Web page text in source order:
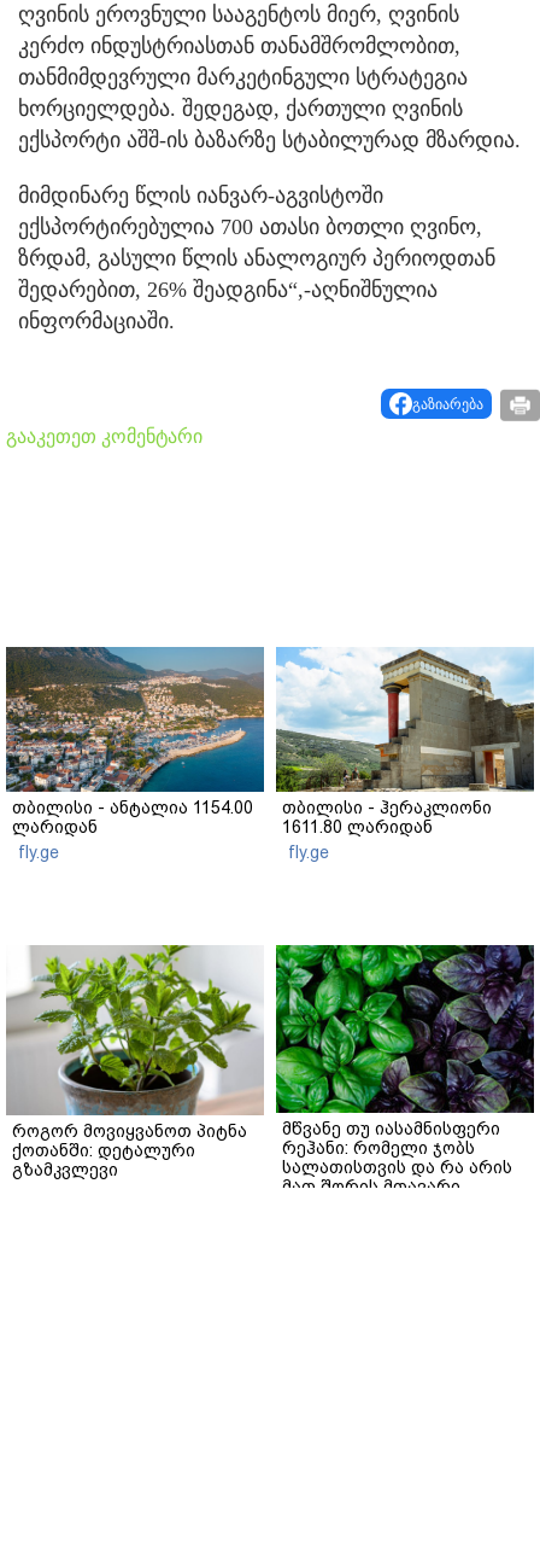
ღვინის ეროვნული სააგენტოს მიერ, ღვინის
კერძო ინდუსტრიასთან თანამშრომლობით,
თანმიმდევრული მარკეტინგული სტრატეგია
ხორციელდება. შედეგად, ქართული ღვინის
ექსპორტი აშშ-ის ბაზარზე სტაბილურად მზარდია.
მიმდინარე წლის იანვარ-აგვისტოში
ექსპორტირებულია 700 ათასი ბოთლი ღვინო,
ზრდამ, გასული წლის ანალოგიურ პერიოდთან
შედარებით, 26% შეადგინა“,-აღნიშნულია
ინფორმაციაში.
გაზიარება
გააკეთეთ კომენტარი
თბილისი - ანტალია 1154.00
ლარიდან
fly.ge
თბილისი - ჰერაკლიონი
1611.80 ლარიდან
fly.ge
როგორ მოვიყვანოთ პიტნა
ქოთანში: დეტალური
გზამკვლევი
მწვანე თუ იასამნისფერი
რეჰანი: რომელი ჯობს
სალათისთვის და რა არის
მათ შორის მთავარი